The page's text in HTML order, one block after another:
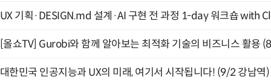
UX 기획·DESIGN.md 설계·AI 구현 전 과정 1-day 워크숍 with
[올쇼TV] Gurobi와 함께 알아보는 최적화 기술의 비즈니스 활용
대한민국 인공지능과 UX의 미래, 여기서 시작됩니다! (9/2 강남역)